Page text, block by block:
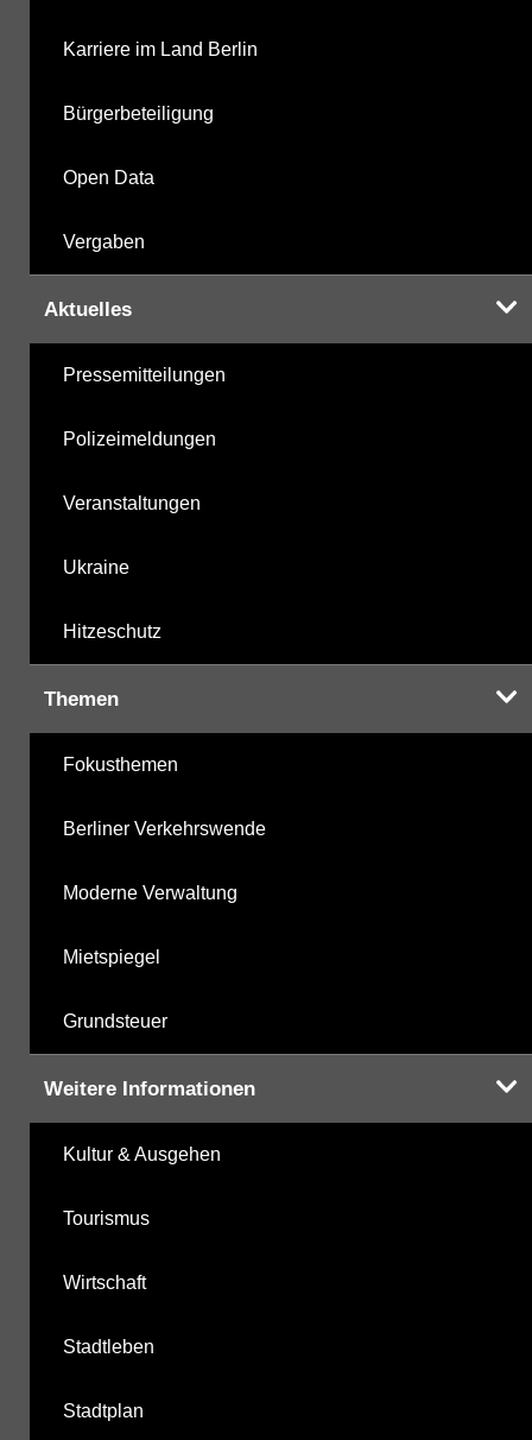
Karriere im Land Berlin
Bürgerbeteiligung
Open Data
Vergaben
Aktuelles
Pressemitteilungen
Polizeimeldungen
Veranstaltungen
Ukraine
Hitzeschutz
Themen
Fokusthemen
Berliner Verkehrswende
Moderne Verwaltung
Mietspiegel
Grundsteuer
Weitere Informationen
Kultur & Ausgehen
Tourismus
Wirtschaft
Stadtleben
Stadtplan